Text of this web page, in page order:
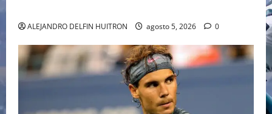
ALEJANDRO DELFIN HUITRON agosto 5, 2026 0